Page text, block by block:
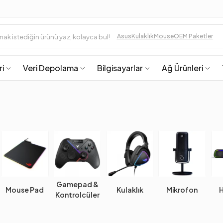
AsusKulaklıkMouseOEM Paketler
Veri Depolama Bilgisayarlar Ağ Ürünleri
Kontrolcüler
Kulaklık Mikrofon Hoparlör